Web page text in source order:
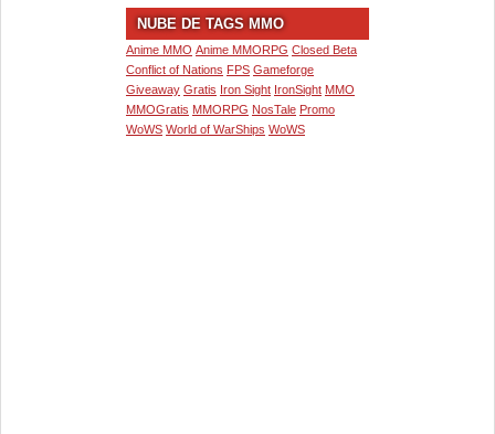
NUBE DE TAGS MMO
Anime MMO Anime MMORPG Closed Beta
Conflict of Nations FPS Gameforge
Giveaway Gratis Iron Sight IronSight MMO
MMOGratis MMORPG NosTale Promo
WoWS World of WarShips WoWS